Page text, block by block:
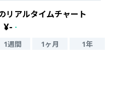
リアルタイムチャート
¥- -
1週間 1ヶ月 1年